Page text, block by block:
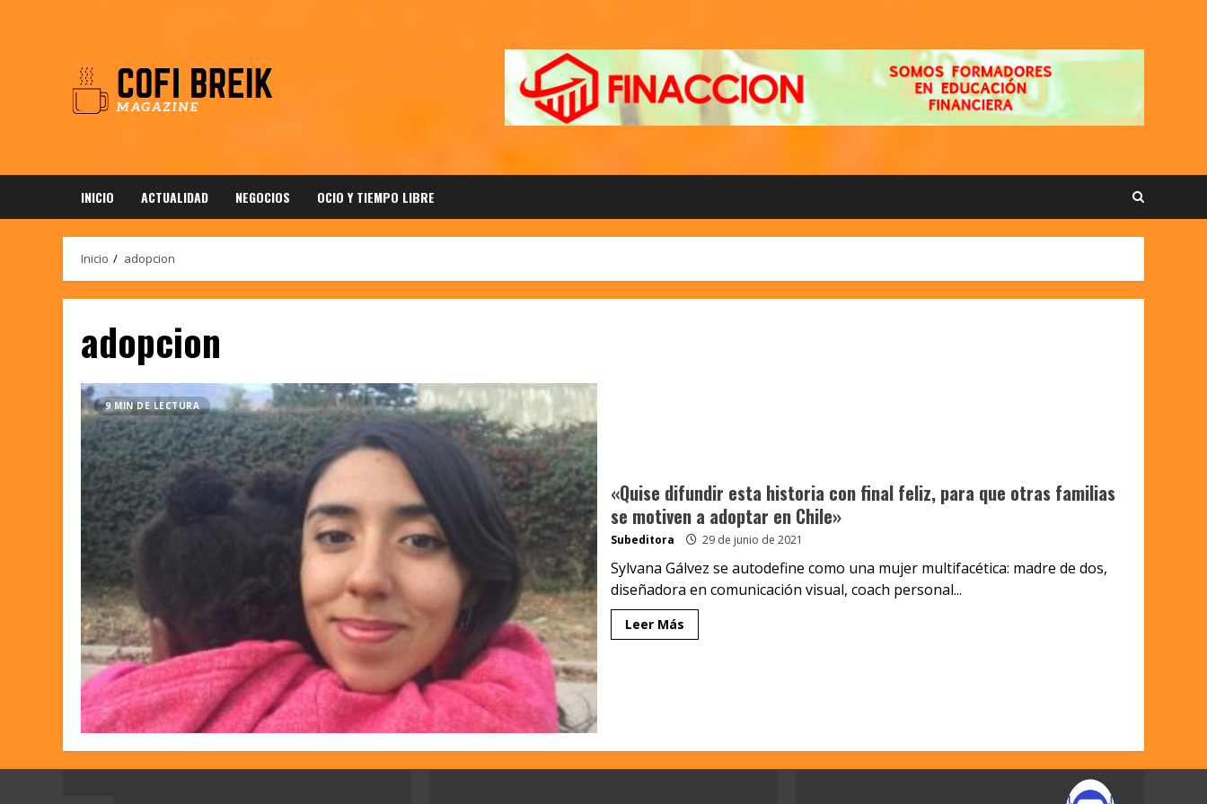
INICIO ACTUALIDAD NEGOCIOS OCIO Y TIEMPO LIBRE
Inicio adopcion
adopcion
9 MIN DE LECTURA
«Quise difundir esta historia con final feliz, para que otras familias
se motiven a adoptar en Chile»
Subeditora 29 de junio de 2021
Sylvana Gálvez se autodefine como una mujer multifacética: madre de dos,
diseñadora en comunicación visual, coach personal...
Leer Más